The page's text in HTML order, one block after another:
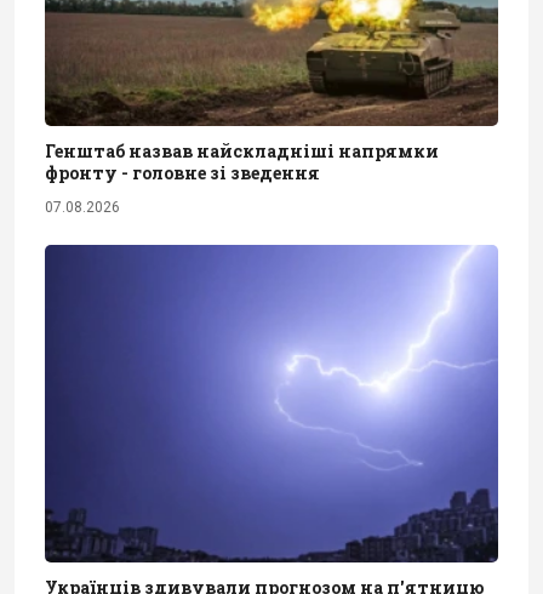
Генштаб назвав найскладніші напрямки
фронту - головне зі зведення
07.08.2026
Українців здивували прогнозом на п'ятницю